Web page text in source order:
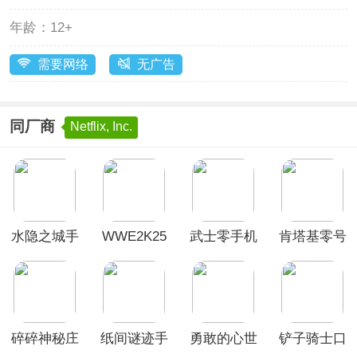
年龄： 12+
需要网络 无广告
同厂商 Netflix, Inc.
水隐之城手
WWE2K25
武士零手机
肯塔基零号
碎碎神秘庄
纸间谜迹手
勇敢的心世
铲子骑士口